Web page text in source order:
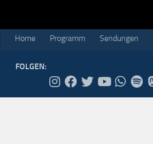
Home Programm Sendungen
FOLGEN: